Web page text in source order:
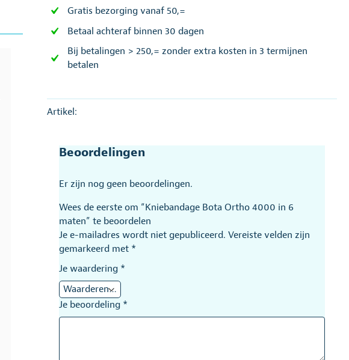
Gratis bezorging vanaf 50,=
Betaal achteraf binnen 30 dagen
Bij betalingen > 250,= zonder extra kosten in 3 termijnen
betalen
Artikel:
Beoordelingen
Er zijn nog geen beoordelingen.
Wees de eerste om “Kniebandage Bota Ortho 4000 in 6
maten” te beoordelen
Je e-mailadres wordt niet gepubliceerd. Vereiste velden zijn
gemarkeerd met *
Je waardering *
Je beoordeling *